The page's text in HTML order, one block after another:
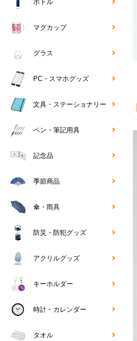
ボトル
マグカップ
グラス
PC・スマホグッズ
文具・ステーショナリー
ペン・筆記用具
記念品
季節商品
傘・雨具
防災・防犯グッズ
アクリルグッズ
キーホルダー
時計・カレンダー
タオル